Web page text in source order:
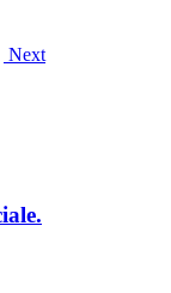
Next